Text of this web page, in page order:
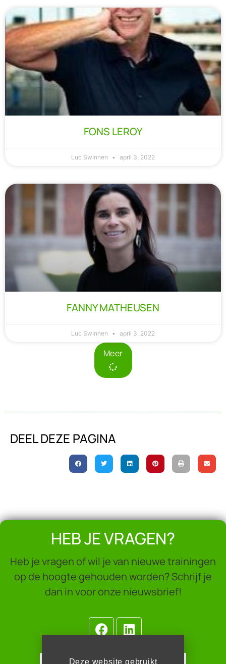
FONS LEROY
Luc Swinnen april 3, 2022
FANNY MATHEUSEN
Luc Swinnen april 3, 2022
Meer
DEEL DEZE PAGINA
HEB JE VRAGEN?
Heb je vragen of wil je van nieuwe trainingen
op de hoogte gehouden worden? Schrijf je
dan in voor onze nieuwsbrief!
Deze website gebruikt